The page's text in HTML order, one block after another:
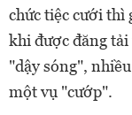
chức tiệc cưới thì
khi được đăng
"dậy sóng",
một vụ "cướp".